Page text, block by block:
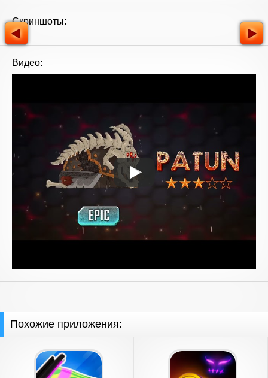
Скриншоты:
Видео:
Похожие приложения: